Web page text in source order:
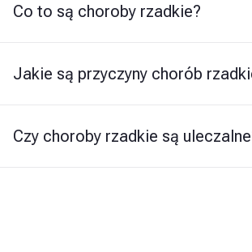
Co to są choroby rzadkie?
Jakie są przyczyny chorób
Czy choroby rzadkie są